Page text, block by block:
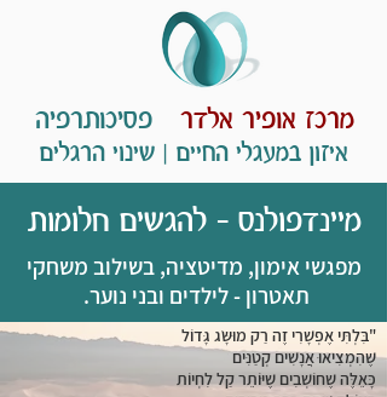
מרכז אופיר אלדר פסיכותרפיה
איזון במעגלי החיים | שינוי הרגלים
מיינדפולנס – להגשים חלומות
מפגשי אימון, מדיטציה, בשילוב משחקי
תאטרון - לילדים ובני נוער.
"בִּלְתִּי אֶפְשָׁרִי זֶה רַק מוּשָּׂג גָּדוֹל
שֶׁהִמְצִיאוּ אֲנָשִׁים קְטַנִּים
כָּאֵלֶּה שֶׁחוֹשְׁבִים שֶׁיּוֹתֵר קַל לִחְיוֹת